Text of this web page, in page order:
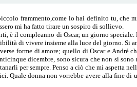
frammento,come lo hai definito tu, che
mi ha fatto tirare un sospiro di sollievo.
è il compleanno di Oscar, un giorno
di vivere insieme alla luce del giorno.
forme di amore; quello di Oscar e André
dicembre, sono sicura che non si
per sempre. Penso a ciò che mi aspetta
Quale donna non vorrebbe avere alla fine di